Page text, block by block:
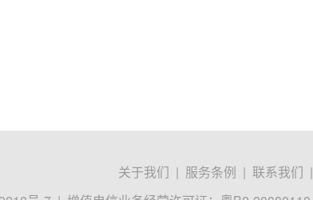
关于我们 | 服务条例 | 联系我们 |